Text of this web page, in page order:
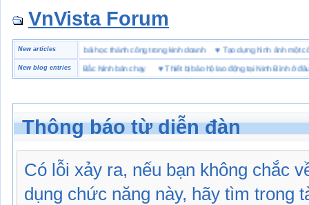
VnVista Forum
New articles
biệt” của Microsoft ♥4 bài học thành công trong kinh doanh ♥Tạo dựng hình ảnh
New blog entries
giày bảo hộ tại Bắc Ninh bán chạy♥ Thiết bị bảo hộ lao động tại Ninh Bình ở đâu
Thông báo từ diễn đàn
Có lỗi xảy ra, nếu bạn không chắc
dụng chức năng này, hãy tìm trong